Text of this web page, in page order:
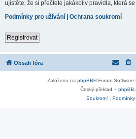
ujistěte, že si přečtete jakákoliv pravidla, která se
Podmínky pro užívání | Ochrana soukromí
Registrovat
Obsah fóra
Založeno na phpBB® Forum Software
Český překlad –
Soukromí| Podmínky